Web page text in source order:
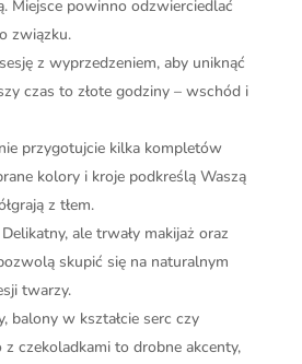
Miejsce powinno odzwierciedlać
związku.
z wyprzedzeniem, aby uniknąć
czas to złote godziny – wschód i
przygotujcie kilka kompletów
kolory i kroje podkreślą Waszą
z tłem.
Delikatny, ale trwały makijaż oraz
skupić się na naturalnym
twarzy.
balony w kształcie serc czy
z czekoladkami to drobne akcenty,